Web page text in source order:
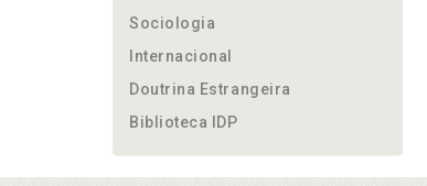
Sociologia
Internacional
Doutrina Estrangeira
Biblioteca IDP